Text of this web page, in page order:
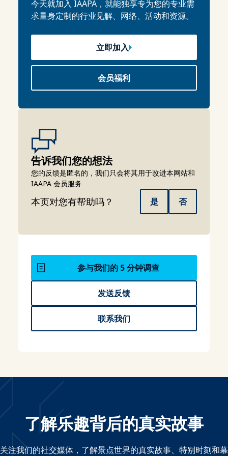
今天就加入 IAAPA，就能独享专为您的专业需
求量身定制的行业见解、网络、活动和资源。
立即加入
会员福利
告诉我们您的想法
您的反馈是匿名的，我们只会将其用于改进本网站和
IAAPA 会员服务
本页对您有帮助吗？ 是 否
参与我们的 5 分钟调查
发送反馈
联系我们
了解乐趣背后的真实故事
关注我们的社交媒体，了解景点世界的真实故事、特别时刻和幕